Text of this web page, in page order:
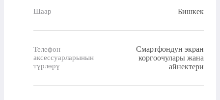
Шаар Бишкек
Телефон
аксессуарларынын
түрлөрү
Смартфондун экран
коргоочулары жана
айнектери